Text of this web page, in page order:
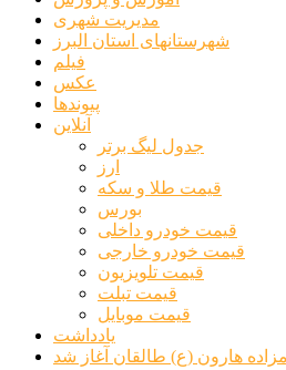
مدیریت شهری
شهرستانهای استان البرز
فیلم
عکس
پیوندها
آنلاین
جدول لیگ برتر
ارز
قیمت طلا و سکه
بورس
قیمت خودرو داخلی
قیمت خودرو خارجی
قیمت تلویزیون
قیمت تبلت
قیمت موبایل
یادداشت
هارون (ع) طالقان آغاز شد